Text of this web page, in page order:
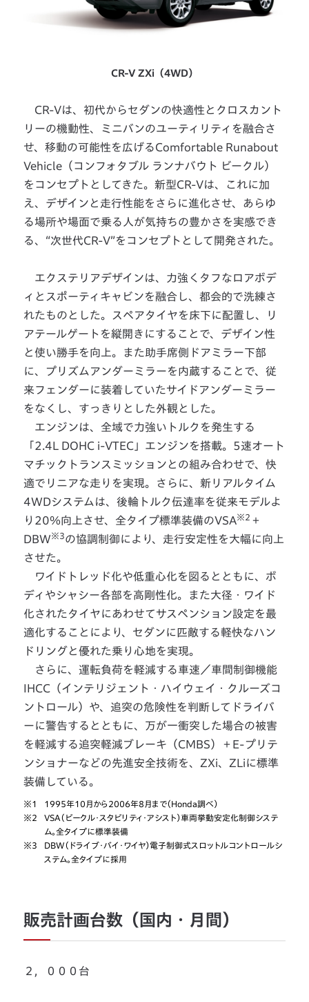
CR-V ZXi（4WD）
CR-Vは、初代からセダンの快適性とクロスカント
リーの機動性、ミニバンのユーティリティを融合さ
せ、移動の可能性を広げるComfortable Runabout
Vehicle（コンフォタブル ランナバウト ビークル）
をコンセプトとしてきた。新型CR-Vは、これに加
え、デザインと走行性能をさらに進化させ、あらゆ
る場所や場面で乗る人が気持ちの豊かさを実感でき
る、“次世代CR-V”をコンセプトとして開発された。
エクステリアデザインは、力強くタフなロアボデ
ィとスポーティキャビンを融合し、都会的で洗練さ
れたものとした。スペアタイヤを床下に配置し、リ
アテールゲートを縦開きにすることで、デザイン性
と使い勝手を向上。また助手席側ドアミラー下部
に、プリズムアンダーミラーを内蔵することで、従
来フェンダーに装着していたサイドアンダーミラー
をなくし、すっきりとした外観とした。
エンジンは、全域で力強いトルクを発生する
「2.4L DOHC i-VTEC」エンジンを搭載。5速オート
マチックトランスミッションとの組み合わせで、快
適でリニアな走りを実現。さらに、新リアルタイム
4WDシステムは、後輪トルク伝達率を従来モデルよ
り20％向上させ、全タイプ標準装備のVSA※2 ＋
DBW※3の協調制御により、走行安定性を大幅に向上
させた。
ワイドトレッド化や低重心化を図るとともに、ボ
ディやシャシー各部を高剛性化。また大径・ワイド
化されたタイヤにあわせてサスペンション設定を最
適化することにより、セダンに匹敵する軽快なハン
ドリングと優れた乗り心地を実現。
さらに、運転負荷を軽減する車速／車間制御機能
IHCC（インテリジェント・ハイウェイ・クルーズコ
ントロール）や、追突の危険性を判断してドライバ
ーに警告するとともに、万が一衝突した場合の被害
を軽減する追突軽減ブレーキ（CMBS）＋E-プリテ
ンショナーなどの先進安全技術を、ZXi、ZLiに標準
装備している。
※1
1995年10月から2006年8月まで（Honda調べ）
※2
VSA（ビークル・スタビリティ・アシスト）車両挙動安定化制御システ
ム。全タイプに標準装備
※3
DBW（ドライブ・バイ・ワイヤ）電子制御式スロットルコントロールシ
ステム。全タイプに採用
販売計画台数（国内・月間）
２，０００台